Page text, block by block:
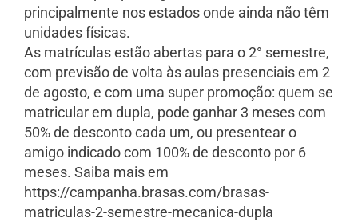
principalmente nos estados onde ainda não têm
unidades físicas.
As matrículas estão abertas para o 2° semestre,
com previsão de volta às aulas presenciais em 2
de agosto, e com uma super promoção: quem se
matricular em dupla, pode ganhar 3 meses com
50% de desconto cada um, ou presentear o
amigo indicado com 100% de desconto por 6
meses. Saiba mais em
https://campanha.brasas.com/brasas-
matriculas-2-semestre-mecanica-dupla